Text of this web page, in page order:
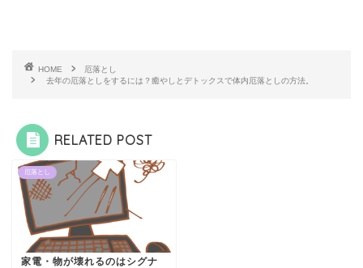
HOME
厄落とし
去年の厄落としをするには？癒やしとデトックスで体内厄落としの方法。
RELATED POST
厄落とし
家電・物が壊れるのはシグナ